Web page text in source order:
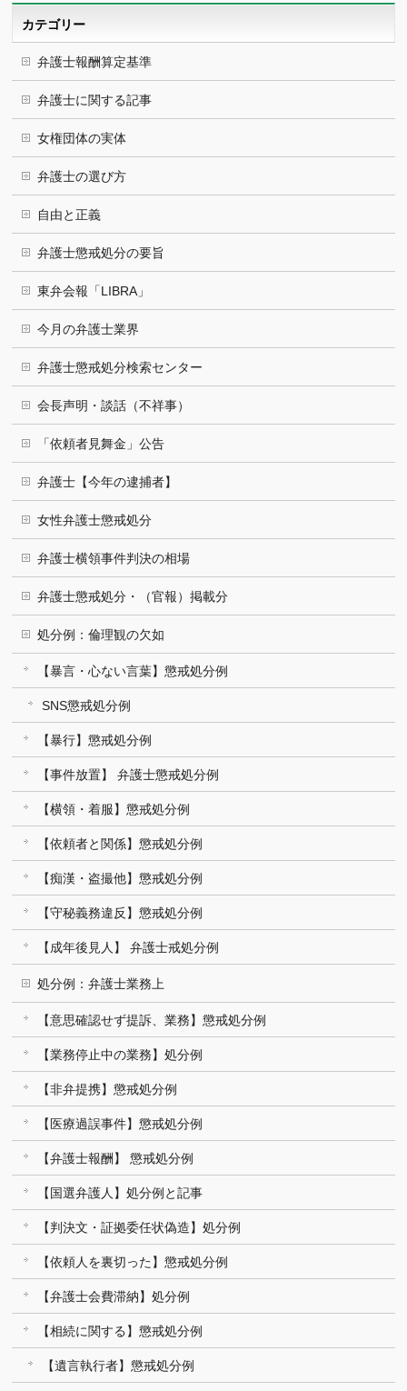
カテゴリー
弁護士報酬算定基準
弁護士に関する記事
女権団体の実体
弁護士の選び方
自由と正義
弁護士懲戒処分の要旨
東弁会報「LIBRA」
今月の弁護士業界
弁護士懲戒処分検索センター
会長声明・談話（不祥事）
「依頼者見舞金」公告
弁護士【今年の逮捕者】
女性弁護士懲戒処分
弁護士横領事件判決の相場
弁護士懲戒処分・（官報）掲載分
処分例：倫理観の欠如
【暴言・心ない言葉】懲戒処分例
SNS懲戒処分例
【暴行】懲戒処分例
【事件放置】 弁護士懲戒処分例
【横領・着服】懲戒処分例
【依頼者と関係】懲戒処分例
【痴漢・盗撮他】懲戒処分例
【守秘義務違反】懲戒処分例
【成年後見人】 弁護士戒処分例
処分例：弁護士業務上
【意思確認せず提訴、業務】懲戒処分例
【業務停止中の業務】処分例
【非弁提携】懲戒処分例
【医療過誤事件】懲戒処分例
【弁護士報酬】 懲戒処分例
【国選弁護人】処分例と記事
【判決文・証拠委任状偽造】処分例
【依頼人を裏切った】懲戒処分例
【弁護士会費滞納】処分例
【相続に関する】懲戒処分例
【遺言執行者】懲戒処分例